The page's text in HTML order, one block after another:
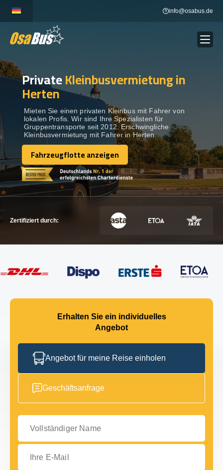
content
info@osabus.de
BUSVERMIETUNG Show dropdown
REISEZIELE
FLOTTE
KONTAKTIEREN SIE UNS
KONTAKTIEREN SIE UNS
PrivateKleinbusvermietung in
Herten
Mieten Sie einen privaten Kleinbus mit Fahrer von
lokalen Profis. Wir sind Ihre Spezialisten für
Gruppentransporte seit 2012. Erschwingliche
Kleinbusvermietung mit Fahrer in Herten.
Fahrzeugflotte anzeigen
Fahrzeugflotte anzeigen
Zertifiziert durch:
Erhalten Sie ein individuelles
Angebot
Angebot für meine Reise einholen
Geschäftsanfrage
Vollständiger Name
Ihre E-Mail